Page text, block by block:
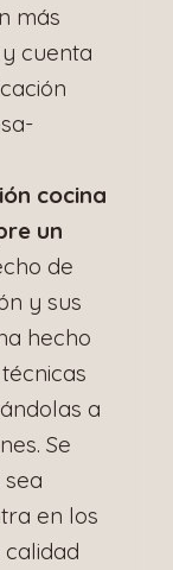
más
cuenta
cocina
un
de
y sus
hecho
a
Se
en los